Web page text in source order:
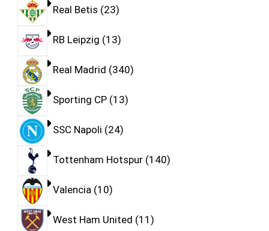
Real Betis 23
RB Leipzig 13
Real Madrid 340
Sporting CP 13
SSC Napoli 24
Tottenham Hotspur 140
Valencia 10
West Ham United 11